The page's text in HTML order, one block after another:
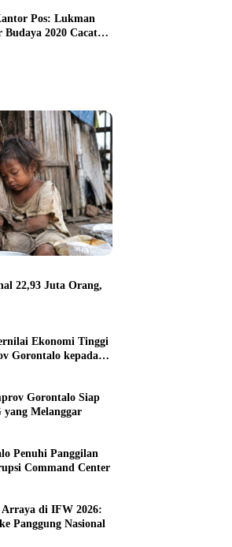
Pos: Lukman
2020 Cacat
22,93 Juta Orang,
Ekonomi Tinggi
Gorontalo kepada
Gorontalo Siap
yang Melanggar
Penuhi Panggilan
Command Center
di IFW 2026:
Panggung Nasional